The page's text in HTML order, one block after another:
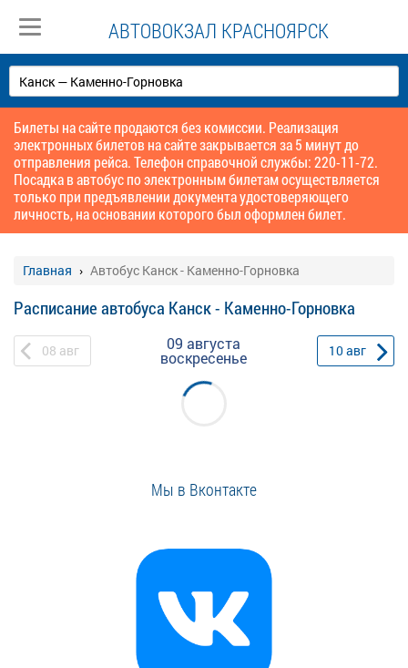
АВТОВОКЗАЛ КРАСНОЯРСК
Билеты на сайте продаются без комиссии. Реализация
электронных билетов на сайте закрывается за 5 минут до
отправления рейса. Телефон справочной службы: 220-11-72.
Посадка в автобус по электронным билетам осуществляется
только при предъявлении документа удостоверяющего
личность, на основании которого был оформлен билет.
Главная Автобус Канск - Каменно-Горновка
Расписание автобуса Канск - Каменно-Горновка
08 авг 09 августа
воскресенье 10авг
Мы в Вконтакте